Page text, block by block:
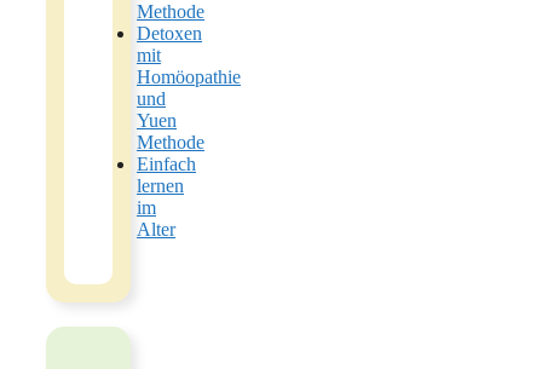
Methode
Detoxen
mit
Homöopathie
und
Yuen
Methode
Einfach
lernen
im
Alter